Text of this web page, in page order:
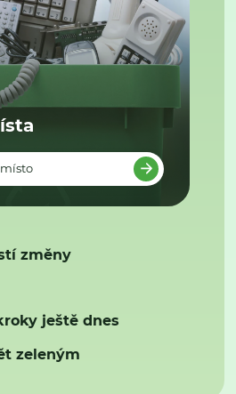
změny
ještě dnes
zeleným